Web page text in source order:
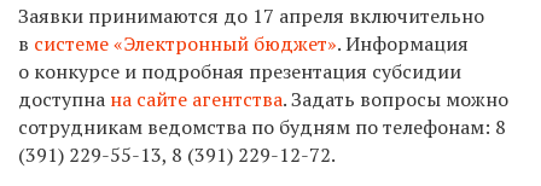
Заявки принимаются до 17 апреля включительно
в системе «Электронный бюджет». Информация
о конкурсе и подробная презентация субсидии
доступна на сайте агентства. Задать вопросы можно
сотрудникам ведомства по будням по телефонам: 8
(391) 229-55-13, 8 (391) 229-12-72.